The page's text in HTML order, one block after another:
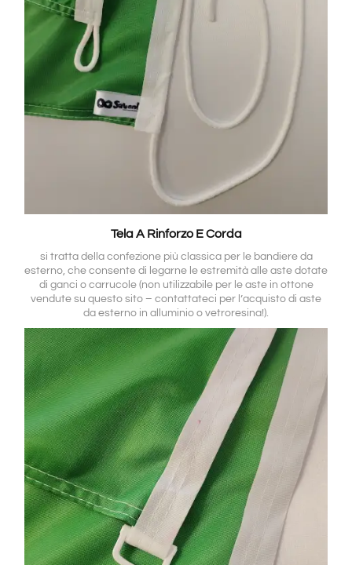
Tela A Rinforzo E Corda
si tratta della confezione più classica per le bandiere da
esterno, che consente di legarne le estremità alle aste dotate
di ganci o carrucole (non utilizzabile per le aste in ottone
vendute su questo sito – contattateci per l’acquisto di aste
da esterno in alluminio o vetroresina!).